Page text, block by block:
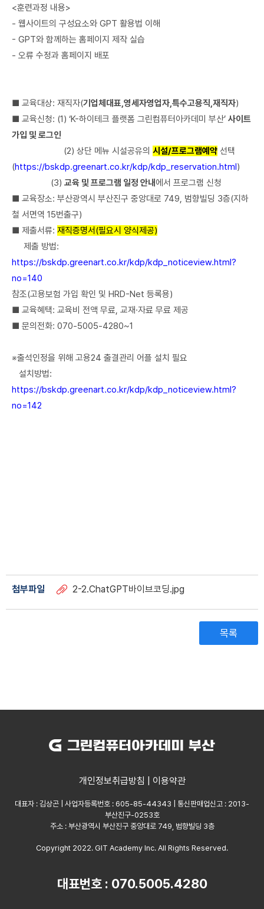
<훈련과정 내용>
- 웹사이트의 구성요소와 GPT 활용법 이해
- GPT와 함께하는 홈페이지 제작 실습
- 오류 수정과 홈페이지 배포
■ 교육대상: 재직자(기업체대표,영세자영업자,특수고용직,재직자)
■ 교육신청: (1) ‘K-하이테크 플랫폼 그린컴퓨터아카데미 부산’ 사이트
가입 및 로그인
(2) 상단 메뉴 시설공유의 시설/프로그램예약 선택
(https://bskdp.greenart.co.kr/kdp/kdp_reservation.html)
(3) 교육 및 프로그램 일정 안내 에서 프로그램 신청
■ 교육장소: 부산광역시 부산진구 중앙대로 749, 범향빌딩 3층(지하
철 서면역 15번출구)
■ 제출서류: 재직증명서(필요시 양식제공)
제출 방법:
https://bskdp.greenart.co.kr/kdp/kdp_noticeview.html?
no=140
참조(고용보험 가입 확인 및 HRD-Net 등록용)
■ 교육혜택: 교육비 전액 무료, 교재·자료 무료 제공
■ 문의전화: 070-5005-4280~1
※출석인정을 위해 고용24 출결관리 어플 설치 필요
설치방법:
https://bskdp.greenart.co.kr/kdp/kdp_noticeview.html?
no=142
첨부파일 2-2.ChatGPT바이브코딩.jpg
목록
개인정보취급방침 이용약관
대표자 : 김상곤 | 사업자등록번호 : 605-85-44343 | 통신판매업신고 : 2013-
부산진구-0253호
주소 : 부산광역시 부산진구 중앙대로 749, 범향빌딩 3층
Copyright 2022. GIT Academy Inc. All Rights Reserved.
대표번호 : 070.5005.4280